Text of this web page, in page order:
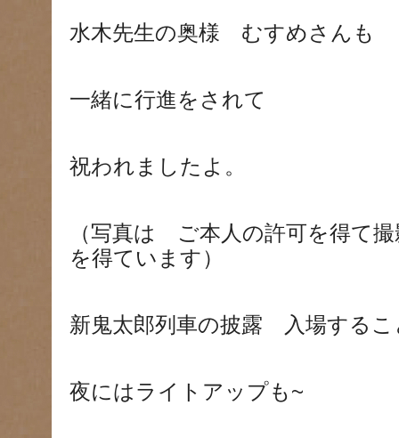
水木先生の奥様 むすめさんも
一緒に行進をされて
祝われましたよ。
（写真は ご本人の許可を得て
を得ています）
新鬼太郎列車の披露 入場するこ
夜にはライトアップも~